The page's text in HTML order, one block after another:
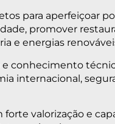
para aperfeiçoar
promover
e energias
e conhecimento
internacional,
forte valorização e